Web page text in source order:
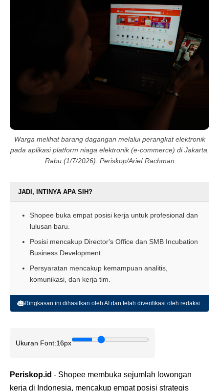
Warga melihat barang dagangan melalui perangkat elektronik
pada aplikasi platform niaga elektronik (e-commerce) di Jakarta,
Rabu (1/7/2026). Periskop/Arief Rachman
JADI, INTINYA APA SIH?
Shopee buka empat posisi kerja untuk profesional dan
lulusan baru.
Posisi mencakup Director's Office dan SMB Incubation
Business Development.
Persyaratan mencakup kemampuan analitis,
komunikasi, dan kerja tim.
Ringkasan ini dihasilkan oleh AI dan telah diverifikasi oleh redaksi
Ukuran Font:16px
Periskop.id - Shopee membuka sejumlah lowongan
kerja di Indonesia, mencakup empat posisi strategis